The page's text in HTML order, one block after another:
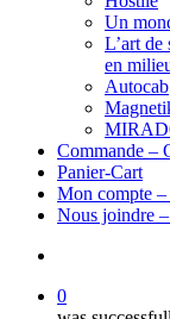
Un
L’art de
en
Autocab
Commande –
Panier-Cart
Mon compte
Nous joindre
0